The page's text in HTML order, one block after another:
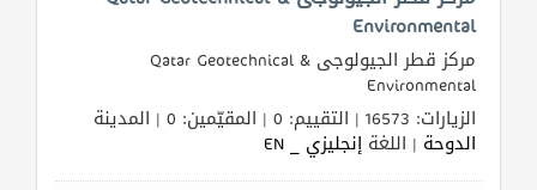
Environmental
مركز قطر الجيولوجى Qatar Geotechnical &
Environmental
الزيارات: 16573 | التقييم: 0 | المقيّمين: 0 | المدينة
الدوحة | اللغة إنجليزي _ EN